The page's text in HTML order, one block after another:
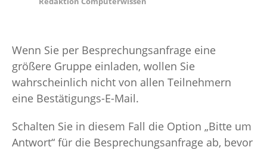
Wenn Sie per Besprechungsanfrage eine
größere Gruppe einladen, wollen Sie
wahrscheinlich nicht von allen Teilnehmern
eine Bestätigungs-E-Mail.
Schalten Sie in diesem Fall die Option „Bitte um
Antwort“ für die Besprechungsanfrage ab, bevor